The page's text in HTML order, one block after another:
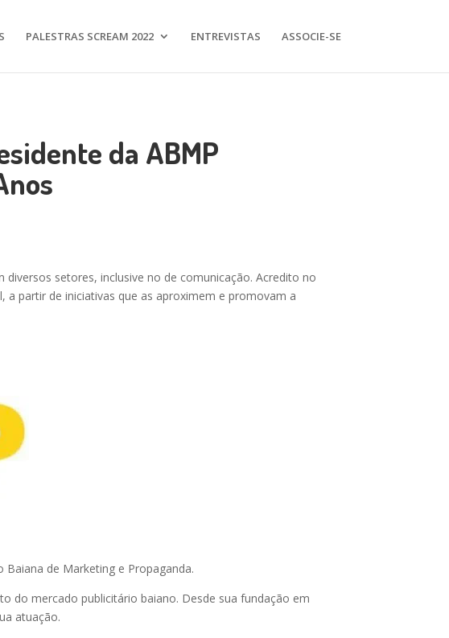
PALESTRAS SCREAM 2022 ENTREVISTAS ASSOCIE-SE
da ABMP
setores, inclusive no de comunicação. Acredito no
partir de iniciativas que as aproximem e promovam a
de Marketing e Propaganda.
do mercado publicitário baiano. Desde sua fundação em
atuação.